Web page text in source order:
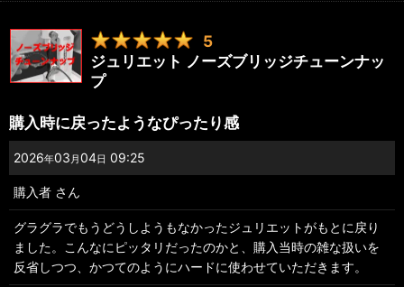
5
ジュリエット ノーズブリッジチューンナッ
プ
購入時に戻ったようなぴったり感
2026年03 月04日 09:25
購入者 さん
グラグラでもうどうしようもなかったジュリエットがもとに戻り
ました。こんなにピッタリだったのかと、購入当時の雑な扱いを
反省しつつ、かつてのようにハードに使わせていただきます。